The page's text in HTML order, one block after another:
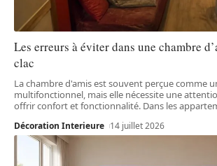
Les erreurs à éviter dans une chambre
clac
La chambre d'amis est souvent perçue comme
multifonctionnel, mais elle nécessite une
offrir confort et fonctionnalité. Dans les
Décoration Interieure 14 juillet 2026